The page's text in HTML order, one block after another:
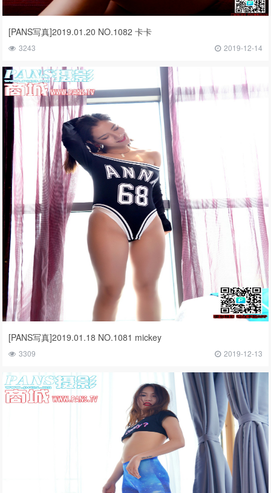
[PANS写真]2019.01.20 NO.1082 卡卡
3243 2019-12-14
[PANS写真]2019.01.18 NO.1081 mickey
3309 2019-12-13